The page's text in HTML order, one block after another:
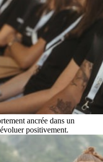
ancrée dans un
positivement.